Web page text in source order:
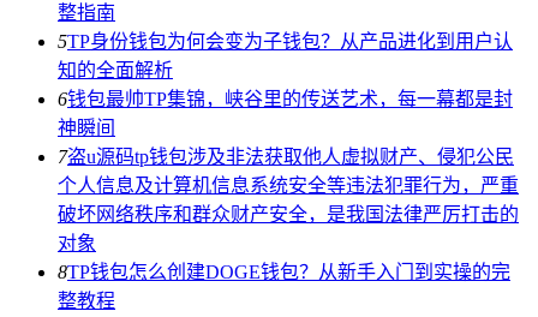
整指南
5TP身份钱包为何会变为子钱包？从产品进化到用户认
知的全面解析
6钱包最帅TP集锦，峡谷里的传送艺术，每一幕都是封
神瞬间
7盗u源码tp钱包涉及非法获取他人虚拟财产、侵犯公民
个人信息及计算机信息系统安全等违法犯罪行为，严重
破坏网络秩序和群众财产安全，是我国法律严厉打击的
对象
8TP钱包怎么创建DOGE钱包？从新手入门到实操的完
整教程